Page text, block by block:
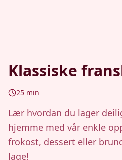
Klassiske
25 min
Lær hvordan du lager
hjemme med vår enkle
frokost, dessert eller
lage!